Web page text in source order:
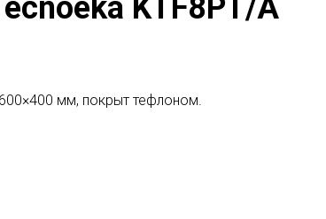
KTF8PT/A
мм, покрыт тефлоном.